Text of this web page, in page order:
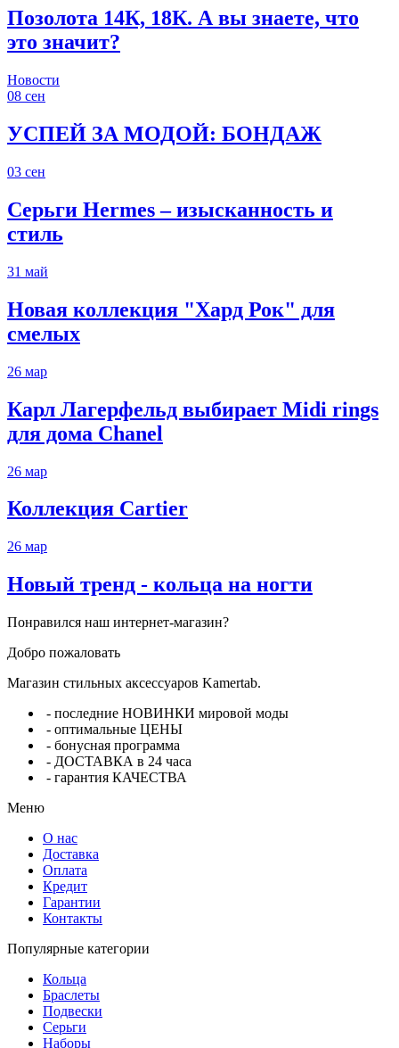
Позолота 14К, 18К. А вы знаете, что
это значит?
Новости
08 сен
УСПЕЙ ЗА МОДОЙ: БОНДАЖ
03 сен
Серьги Hermes – изысканность и
стиль
31 май
Новая коллекция "Хард Рок" для
смелых
26 мар
Карл Лагерфельд выбирает Midi rings
для дома Chanel
26 мар
Коллекция Cartier
26 мар
Новый тренд - кольца на ногти
Понравился наш интернет-магазин?
Добро пожаловать
Магазин стильных аксессуаров Kamertab.
- последние НОВИНКИ мировой моды
- оптимальные ЦЕНЫ
- бонусная программа
- ДОСТАВКА в 24 часа
- гарантия КАЧЕСТВА
Меню
О нас
Доставка
Оплата
Кредит
Гарантии
Контакты
Популярные категории
Кольца
Браслеты
Подвески
Серьги
Наборы